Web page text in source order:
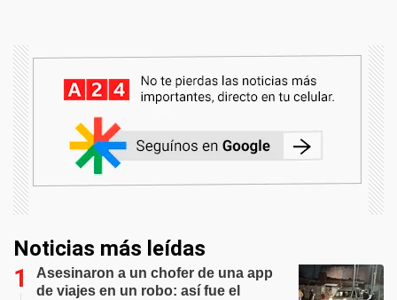
Noticias más leídas
Asesinaron a un chofer de una app
de viajes en un robo: así fue el